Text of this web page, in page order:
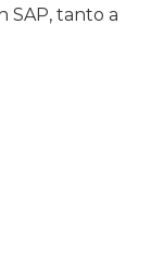
SAP, tanto a